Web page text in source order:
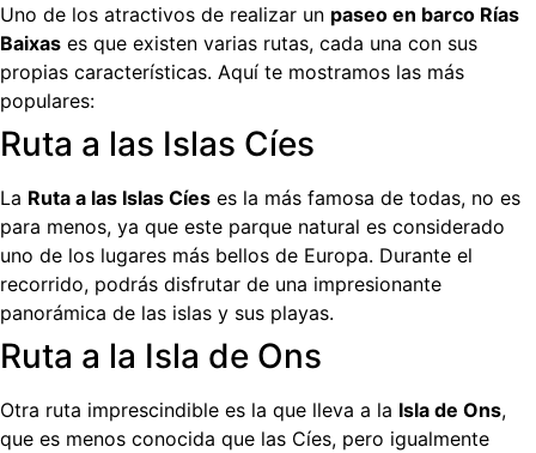
Uno de los atractivos de realizar un paseo en barco Rías
Baixas es que existen varias rutas, cada una con sus
propias características. Aquí te mostramos las más
populares:
Ruta a las Islas Cíes
La Ruta a las Islas Cíes es la más famosa de todas, no es
para menos, ya que este parque natural es considerado
uno de los lugares más bellos de Europa. Durante el
recorrido, podrás disfrutar de una impresionante
panorámica de las islas y sus playas.
Ruta a la Isla de Ons
Otra ruta imprescindible es la que lleva a la Isla de Ons,
que es menos conocida que las Cíes, pero igualmente